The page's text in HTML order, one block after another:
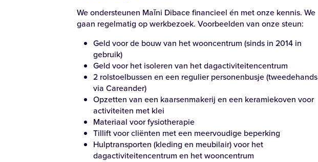
We ondersteunen Maĭni Dibace financieel én met onze kennis. We
gaan regelmatig op werkbezoek. Voorbeelden van onze steun:
Geld voor de bouw van het wooncentrum (sinds in 2014 in
gebruik)
Geld voor het isoleren van het dagactiviteitencentrum
2 rolstoelbussen en een regulier personenbusje (tweedehands
via Careander)
Opzetten van een kaarsenmakerij en een keramiekoven voor
activiteiten met klei
Materiaal voor fysiotherapie
Tillift voor cliënten met een meervoudige beperking
Hulptransporten (kleding en meubilair) voor het
dagactiviteitencentrum en het wooncentrum
Guido Gezellelaan 255 | Harderwijk
’t Schild
Bekijk locatie
Voorthuizerstraat 104 | Putten
Anker